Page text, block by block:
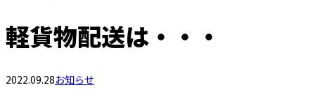
軽貨物配送は・・・
2022.09.28お知らせ